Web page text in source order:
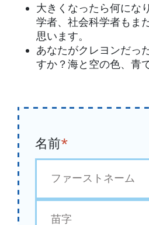
大きくなったら何にな
学者、社会科学者もま
思います。
あなたがクレヨンだっ
すか？海と空の色、青で
名前*
初